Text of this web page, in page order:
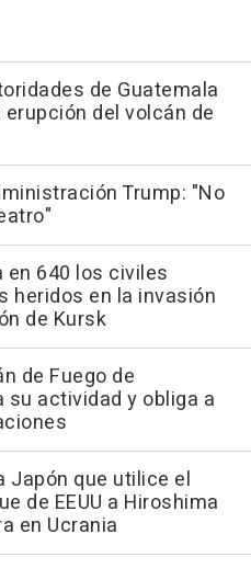
de Guatemala
del volcán de
Trump: "No
en 640 los civiles
heridos en la invasión
de Kursk
de Fuego de
su actividad y obliga a
Japón que utilice el
de EEUU a Hiroshima
en Ucrania